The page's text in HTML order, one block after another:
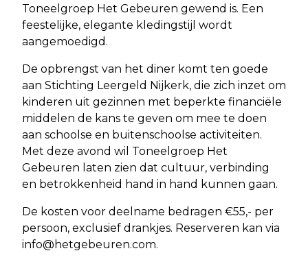
Toneelgroep Het Gebeuren gewend is. Een
feestelijke, elegante kledingstijl wordt
aangemoedigd.
De opbrengst van het diner komt ten goede
aan Stichting Leergeld Nijkerk, die zich inzet om
kinderen uit gezinnen met beperkte financiële
middelen de kans te geven om mee te doen
aan schoolse en buitenschoolse activiteiten.
Met deze avond wil Toneelgroep Het
Gebeuren laten zien dat cultuur, verbinding
en betrokkenheid hand in hand kunnen gaan.
De kosten voor deelname bedragen €55,- per
persoon, exclusief drankjes. Reserveren kan via
info@hetgebeuren.com.